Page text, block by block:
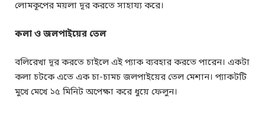
লোমকূপের ময়লা দূর করতে সাহায্য করে।
কলা ও জলপাইয়ের তেল
বলিরেখা দূর করতে চাইলে এই প্যাক ব্যবহার করতে পারেন। একটা
কলা চটকে এতে এক চা-চামচ জলপাইয়ের তেল মেশান। প্যাকটটি
মুখে মেখে ১৫ মিনিট অপেক্ষা করে ধুয়ে ফেলুন।